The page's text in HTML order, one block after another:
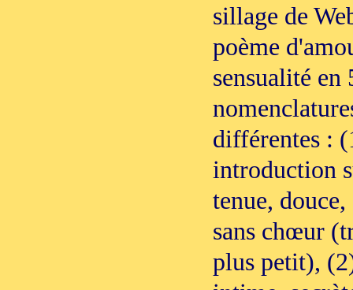
sillage de
poème
sensualité en
différentes :
introduction
tenue,
sans chœur
plus petit),